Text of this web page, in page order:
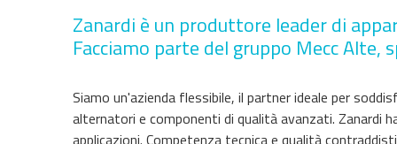
Zanardi è un produttore leader di
Facciamo parte del gruppo Mecc
Siamo un'azienda flessibile, il partner ideale per
alternatori e componenti di qualità avanzati.
applicazioni. Competenza tecnica e qualità